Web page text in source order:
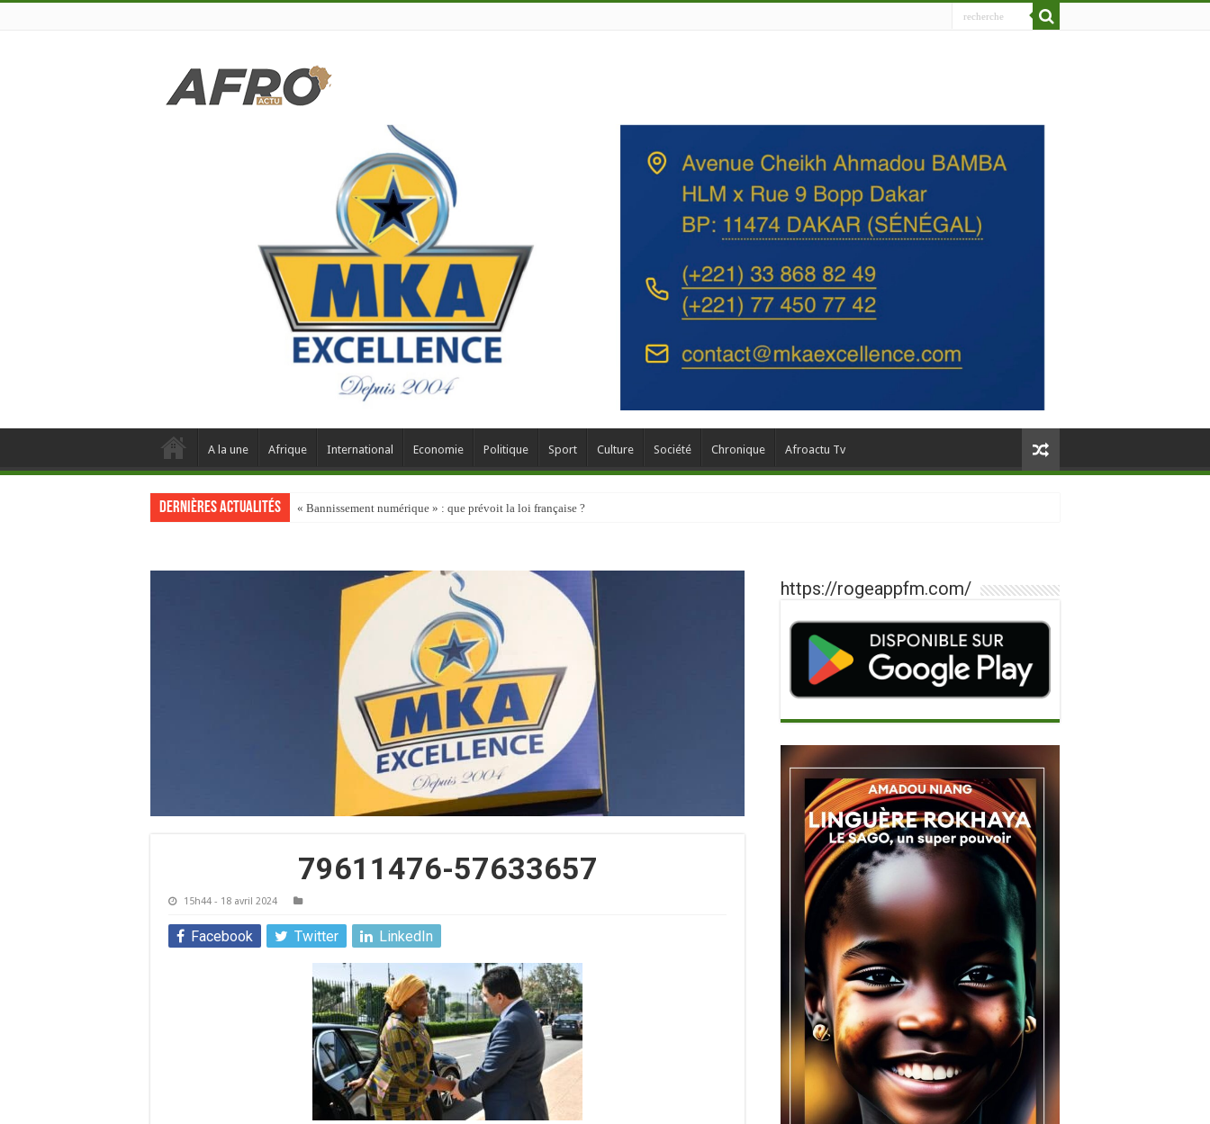
A la une Afrique International Economie Politique Sport Culture Société Chronique Afroactu Tv
Dernières actualités « Bannissement numérique » : que prévoit la loi française ?
79611476-57633657
15h44 - 18 avril 2024
Facebook Twitter LinkedIn
https://rogeappfm.com/